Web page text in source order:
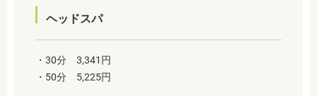
ヘッドスパ
・30分 3,341円
・50分 5,225円